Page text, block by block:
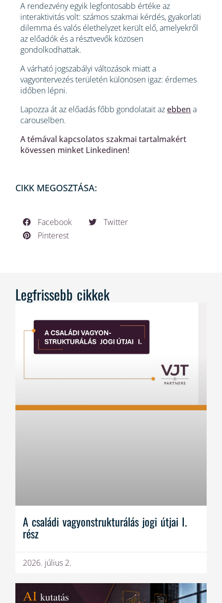
A rendezvény egyik legfontosabb értéke az
interaktivitás volt: számos szakmai kérdés, gyakorlati
dilemma és valós élethelyzet került elő, amelyekről
az előadók és a résztvevők közösen
gondolkodhattak.
A várható jogszabályi változások miatt a
vagyontervezés területén különösen igaz: érdemes
időben lépni.
Lapozza át az előadás főbb gondolatait azebben a
carouselben.
A témával kapcsolatos szakmai tartalmakért
kövessen minket Linkedinen!
CIKK MEGOSZTÁSA:
Facebook
Twitter
Pinterest
Legfrissebb cikkek
A családi vagyonstrukturálás jogi útjai I.
rész
2026. július 2.